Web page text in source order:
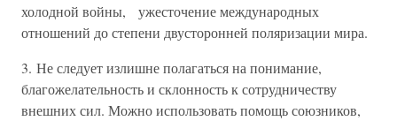
холодной войны, ужесточение международных
отношений до степени двусторонней поляризации мира.
3. Не следует излишне полагаться на понимание,
благожелательность и склонность к сотрудничеству
внешних сил. Можно использовать помощь союзников,